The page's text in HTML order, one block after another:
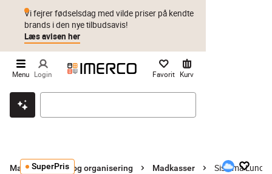
Klik & hent Byt i 1 år Prismatch
Vi fejrer fødselsdag med vilde priser på kendte
brands i den nye tilbudsavis!
Læs avisen her
Menu Login Favorit Kurv
Madopbevaring og organisering Madkasser Sistema Lunch
SuperPris